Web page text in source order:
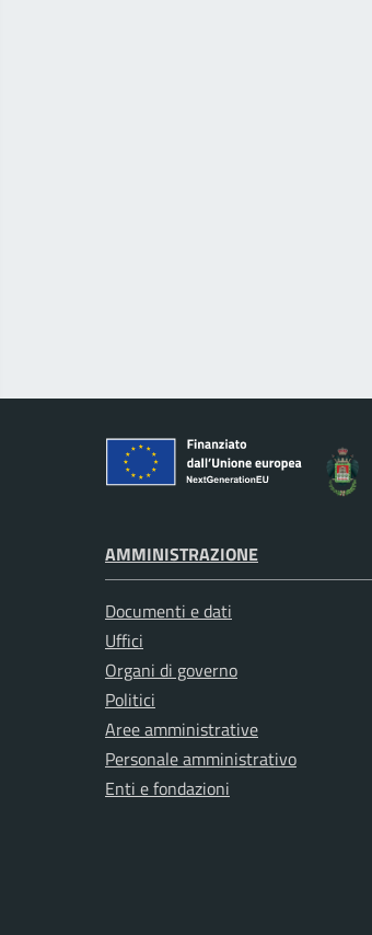
AMMINISTRAZIONE
Documenti e dati
Uffici
Organi di governo
Politici
Aree amministrative
Personale amministrativo
Enti e fondazioni